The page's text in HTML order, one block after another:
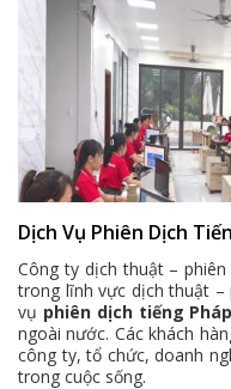
Dịch Vụ Phiên Dịch
Công ty dịch thuật –
trong lĩnh vực dịch thuật –
vụ phiên dịch tiếng Pháp
ngoài nước. Các khách
công ty, tổ chức, doanh
trong cuộc sống.